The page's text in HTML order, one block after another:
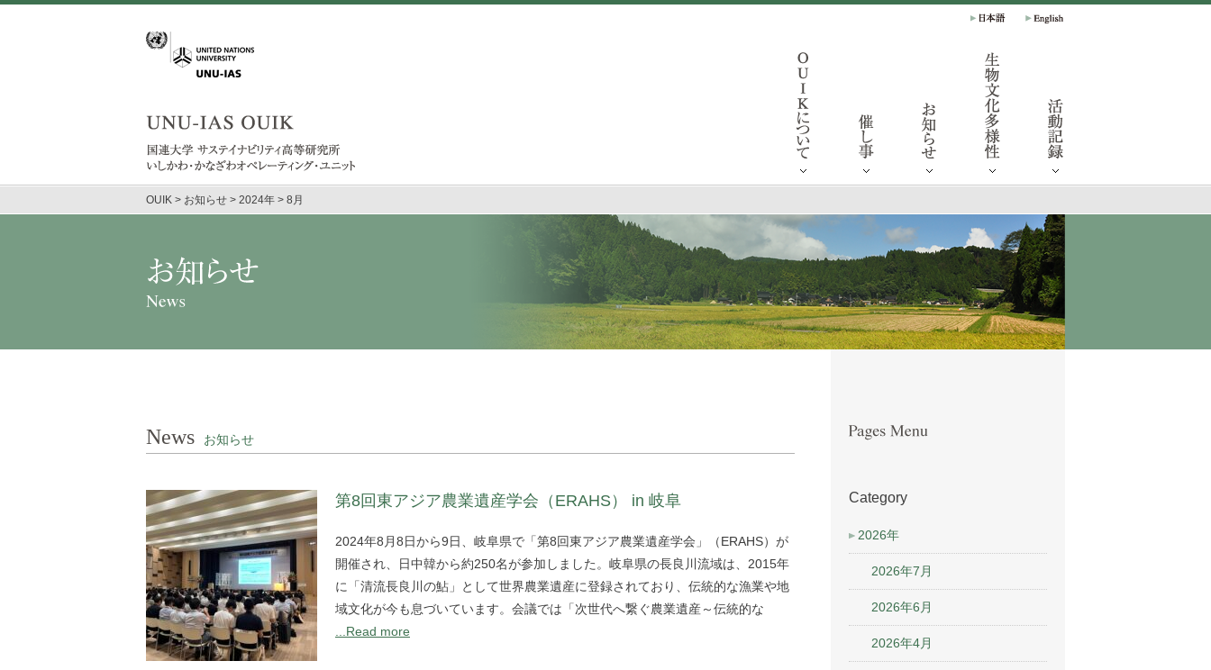
OUIK > お知らせ > 2024年 > 8月
News お知らせ
第8回東アジア農業遺産学会（ERAHS） in 岐阜
2024年8月8日から9日、岐阜県で「第8回東アジア農業遺産学会」（ERAHS）が
開催され、日中韓から約250名が参加しました。岐阜県の長良川流域は、2015年
に「清流長良川の鮎」として世界農業遺産に登録されており、伝統的な漁業や地
域文化が今も息づいています。会議では「次世代へ繋ぐ農業遺産～伝統的な
...Read more
Category
2026年
2026年7月
2026年6月
2026年4月